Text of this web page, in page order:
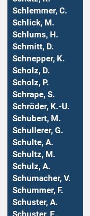
Schlemmer, C.
Schlick, M.
Schlums, H.
Schmitt, D.
Schnepper, K.
Scholz, D.
Scholz, P.
Schrape, S.
Schröder, K.-U.
Schubert, M.
Schullerer, G.
Schulte, A.
Schultz, M.
Schulz, A.
Schumacher, V.
Schummer, F.
Schuster, A.
Schuster, E.